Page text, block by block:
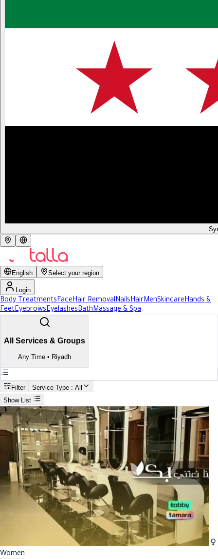
English Select your region
Login
Body TreatmentsFaceHair RemovalNailsHairMenSkincareHands &
FeetEyebrowsEyelashesBathMassage & Spa
All Services & Groups
Any Time • Riyadh
Filter Service Type : All
Show List
Search
Best Bath In Riyadh
Best Bath In Riyadh
Women